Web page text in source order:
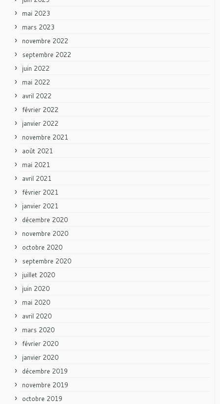
mai 2023
mars 2023
novembre 2022
septembre 2022
juin 2022
mai 2022
avril 2022
février 2022
janvier 2022
novembre 2021
août 2021
mai 2021
avril 2021
février 2021
janvier 2021
décembre 2020
novembre 2020
octobre 2020
septembre 2020
juillet 2020
juin 2020
mai 2020
avril 2020
mars 2020
février 2020
janvier 2020
décembre 2019
novembre 2019
octobre 2019